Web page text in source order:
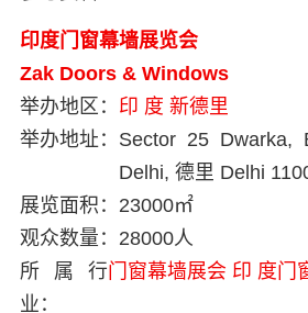
印度门窗幕墙展览会
Zak Doors & Windows
举办地区： 印 度 新德里
举办地址： Sector 25 Dwarka,
Delhi, 德里 Delhi
展览面积： 23000㎡
观众数量： 28000人
所属行
业：
门窗幕墙展会 印 度门